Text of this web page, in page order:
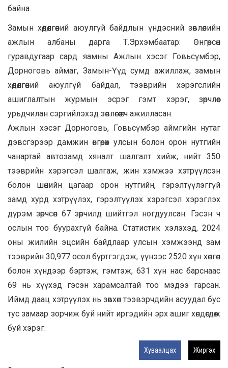
байна.
Замын хөдөлгөөний аюулгүй байдлын үндэсний зөвлөлийн
ажлын албаны дарга Т.Эрхэмбаатар: Өнгөрсөн
гуравдугаар сард яамны Ажлын хэсэг Говьсүмбэр,
Дорноговь аймаг, Замын-Үүд сумд ажиллаж, замын
хөдөлгөөний аюулгүй байдал, тээврийн хэрэгслийн
ашиглалтын журмын эсрэг гэмт хэрэг, зөрчлөөс
урьдчилан сэргийлэхэд зөвлөгөө өгч ажилласан.
Ажлын хэсэг Дорноговь, Говьсүмбэр аймгийн нутаг
дэвсгэрээр дамжин өнгөрөх улсын болон орон нутгийн
чанартай автозамд хяналт шалгалт хийж, нийт 350
тээврийн хэрэгсэл шалгаж, жин хэмжээ хэтрүүлсэн
болон шөнийн цагаар орон нутгийн, гэрэлтүүлэггүй
замд хурд хэтрүүлэх, гэрэлтүүлэх хэрэгсэл хэрэглэх
дүрэм зөрчсөн 67 зөрчилд шийтгэл ногдуулсан. Гэсэн ч
ослын тоо буурахгүй байна. Статистик хэлэхэд, 2024
оны жилийн эцсийн байдлаар улсын хэмжээнд зам
тээврийн 30,977 осол бүртгэгдэж, үүнээс 2520 хүн хөнгөн
болон хүндээр бэртэж, гэмтэж, 631 хүн нас барснаас
69 нь хүүхэд гэсэн харамсалтай тоо мэдээ гарсан.
Иймд даац хэтрүүлэх нь зөвхөн тээвэрчдийн асуудал бус
тус замаар зорчиж буй нийт иргэдийн эрх ашиг хөндөгдөж
буй хэрэг.
Хуваалцах Жиргэх